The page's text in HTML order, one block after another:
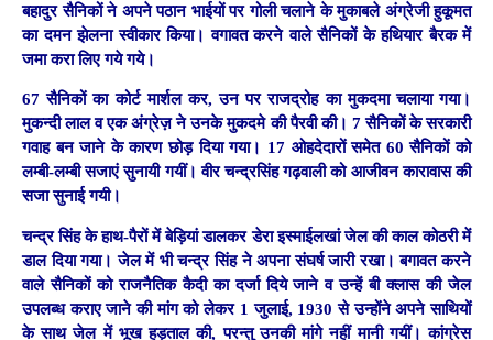
बहादुर सैनिकों ने अपने पठान भाईयों पर गोली चलाने के मुकाबले अंग्रेजी हुकूमत
का दमन झेलना स्वीकार किया। वगावत करने वाले सैनिकों के हथियार बैरक में
जमा करा लिए गये गये।
67 सैनिकों का कोर्ट मार्शल कर, उन पर राजद्रोह का मुकदमा चलाया गया।
मुकन्दी लाल व एक अंग्रेज़ ने उनके मुकदमे की पैरवी की। 7 सैनिकों के सरकारी
गवाह बन जाने के कारण छोड़ दिया गया। 17 ओहदेदारों समेत 60 सैनिकों को
लम्बी-लम्बी सजाएं सुनायी गयीं। वीर चन्द्रसिंह गढ़वाली को आजीवन कारावास की
सजा सुनाई गयी।
चन्द्र सिंह के हाथ-पैरों में बेड़ियां डालकर डेरा इस्माईलखां जेल की काल कोठरी में
डाल दिया गया। जेल में भी चन्द्र सिंह ने अपना संघर्ष जारी रखा। बगावत करने
वाले सैनिकों को राजनैतिक कैदी का दर्जा दिये जाने व उन्हें बी क्लास की जेल
उपलब्ध कराए जाने की मांग को लेकर 1 जुलाई, 1930 से उन्होंने अपने साथियों
के साथ जेल में भूख हड़ताल की, परन्तु उनकी मांगे नहीं मानी गयीं। कांग्रेस